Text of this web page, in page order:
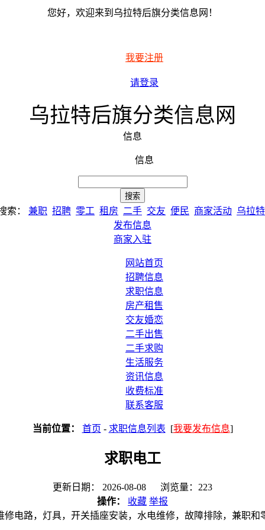
您好，欢迎来到乌拉特后旗分类信息网！
我要注册
请登录
乌拉特后旗分类信息网
信息
信息
索： 兼职 招聘 零工 租房 二手 交友 便民 商家活动 乌拉
发布信息
商家入驻
网站首页
招聘信息
求职信息
房产租售
交友婚恋
二手出售
二手求购
生活服务
资讯信息
收费标准
联系客服
当前位置： 首页 - 求职信息列表 [我要发布信息]
求职电工
更新日期： 2026-08-08 浏览量：223
操作：
收藏 举报
修电路，灯具，开关插座安装，水电维修，故障排除，兼职和